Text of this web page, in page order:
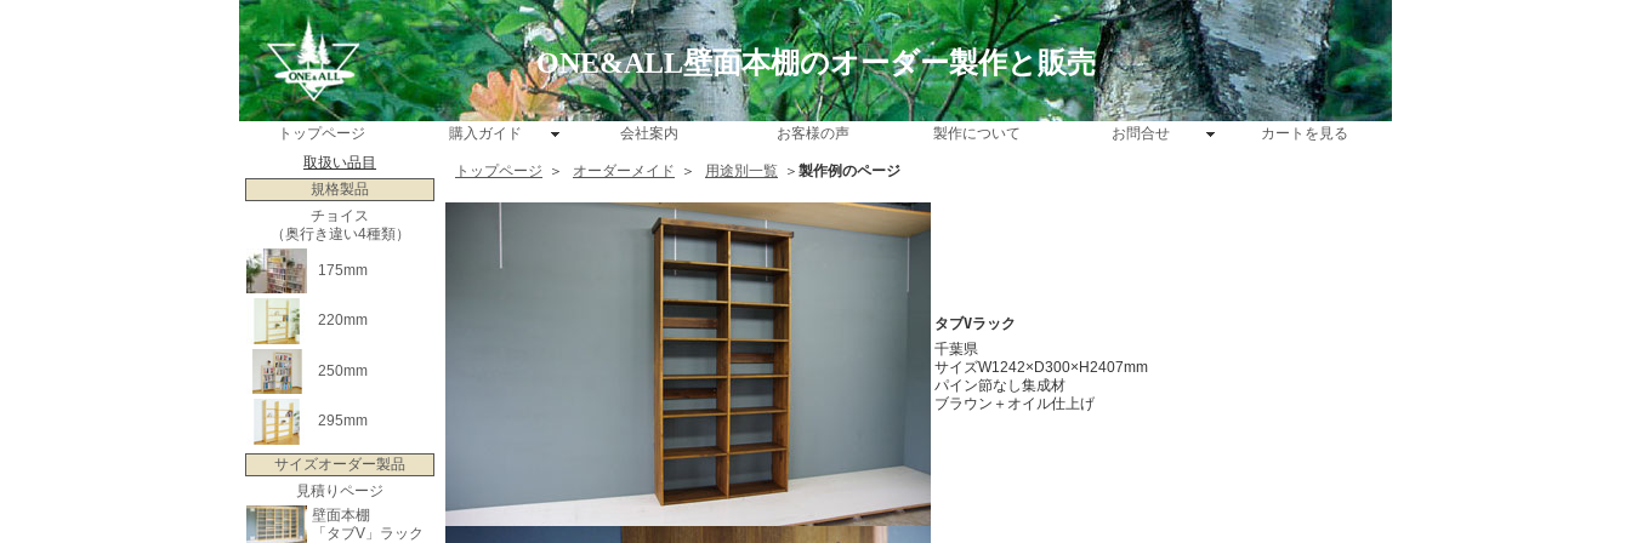
ONE&ALL壁面本棚のオーダー製作と販売
トップページ 購入ガイド 会社案内 お客様の声 製作について お問合せ
カートを見る
取扱い品目
規格製品
チョイス
（奥行き違い4種類）
175mm
220mm
250mm
295mm
サイズオーダー製品
見積りページ
壁面本棚
「タブV」ラック
トップページ ＞ オーダーメイド ＞ 用途別一覧 ＞ 製作例のページ
タブVラック
千葉県
サイズW1242×D300×H2407mm
パイン節なし集成材
ブラウン＋オイル仕上げ